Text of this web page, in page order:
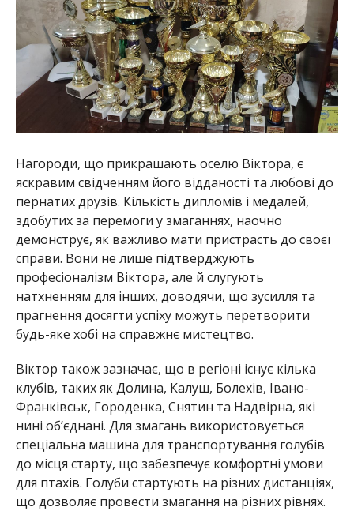
Нагороди, що прикрашають оселю Віктора, є
яскравим свідченням його відданості та любові до
пернатих друзів. Кількість дипломів і медалей,
здобутих за перемоги у змаганнях, наочно
демонструє, як важливо мати пристрасть до своєї
справи. Вони не лише підтверджують
професіоналізм Віктора, але й слугують
натхненням для інших, доводячи, що зусилля та
прагнення досягти успіху можуть перетворити
будь-яке хобі на справжнє мистецтво.
Віктор також зазначає, що в регіоні існує кілька
клубів, таких як Долина, Калуш, Болехів, Івано-
Франківськ, Городенка, Снятин та Надвірна, які
нині об’єднані. Для змагань використовується
спеціальна машина для транспортування голубів
до місця старту, що забезпечує комфортні умови
для птахів. Голуби стартують на різних дистанціях,
що дозволяє провести змагання на різних рівнях.